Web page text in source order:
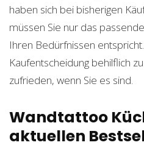
haben sich bei bisherigen
müssen Sie nur das
Ihren Bedürfnissen
Kaufentscheidung behilflich
zufrieden, wenn Sie es sind.
Wandtattoo
aktuellen